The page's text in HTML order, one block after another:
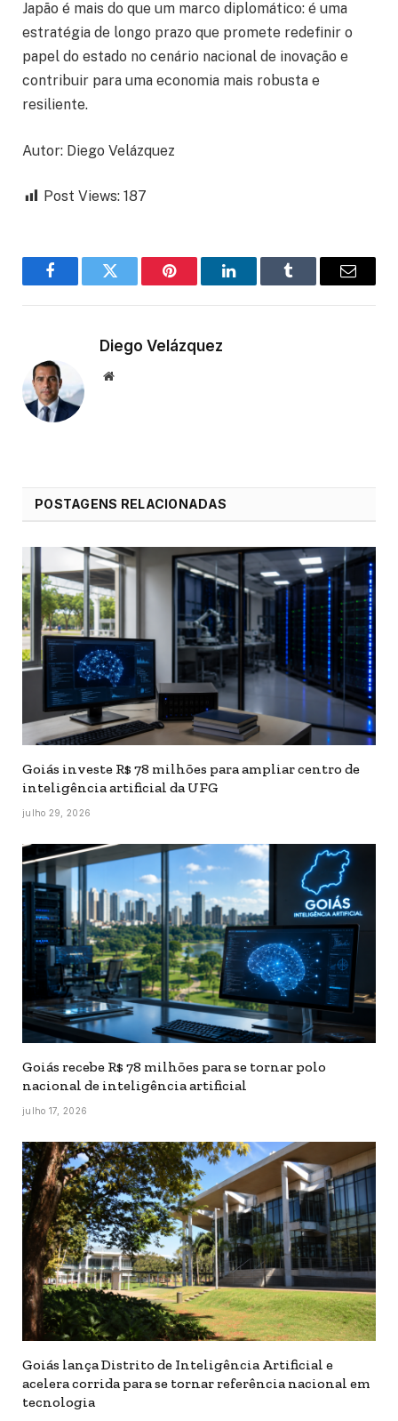
Japão é mais do que um marco diplomático: é uma
estratégia de longo prazo que promete redefinir o
papel do estado no cenário nacional de inovação e
contribuir para uma economia mais robusta e
resiliente.
Autor: Diego Velázquez
Post Views: 187
FacebookTwitter Pinterest LinkedInTumblr Email
Diego Velázquez
Website
POSTAGENS RELACIONADAS
Goiás investe R$ 78 milhões para ampliar centro de
inteligência artificial da UFG
julho 29, 2026
Goiás recebe R$ 78 milhões para se tornar polo
nacional de inteligência artificial
julho 17, 2026
Goiás lança Distrito de Inteligência Artificial e
acelera corrida para se tornar referência nacional em
tecnologia